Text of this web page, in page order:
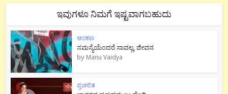
ಇವುಗಳೂ ನಿಮಗೆ ಇಷ್ಟವಾಗಬಹುದು
ಅಂಕಣ
ಸಮಸ್ಯೆಯೆಂದರೆ ಸಾವಲ್ಲ, ಜೀವನ
by Manu Vaidya
ಪ್ರಚಲಿತ